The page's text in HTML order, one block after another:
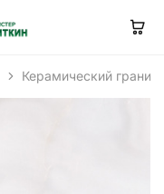
Керамический гранит